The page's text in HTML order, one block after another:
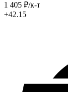
1 405 ₽/к-т
+42.15